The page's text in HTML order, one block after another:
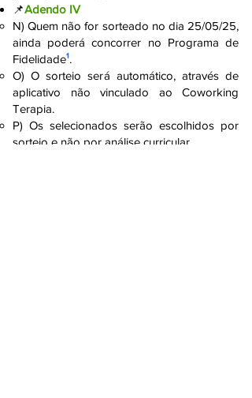
📌Adendo IV
N) Quem não for sorteado no dia 25/05/25,
ainda poderá concorrer no Programa de
Fidelidade¹.
O) O sorteio será automático, através de
aplicativo não vinculado ao Coworking
Terapia.
P) Os selecionados serão escolhidos por
sorteio e não por análise curricular.